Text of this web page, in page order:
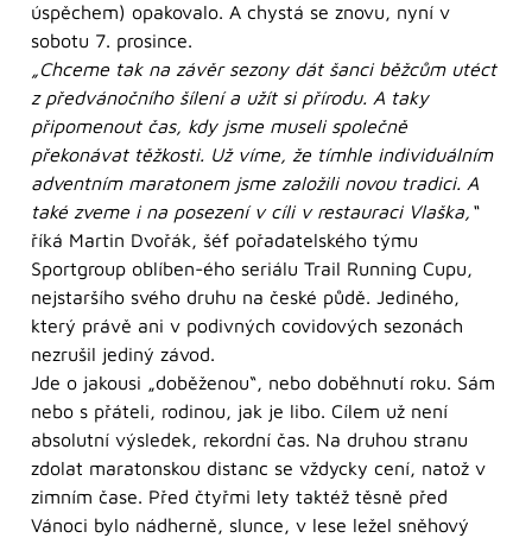
úspěchem) opakovalo. A chystá se znovu, nyní v
sobotu 7. prosince.
„Chceme tak na závěr sezony dát šanci běžcům utéct
z předvánočního šílení a užít si přírodu. A taky
připomenout čas, kdy jsme museli společně
překonávat těžkosti. Už víme, že tímhle individuálním
adventním maratonem jsme založili novou tradici. A
také zveme i na posezení v cíli v restauraci Vlaška,“
říká Martin Dvořák, šéf pořadatelského týmu
Sportgroup oblíben-ého seriálu Trail Running Cupu,
nejstaršího svého druhu na české půdě. Jediného,
který právě ani v podivných covidových sezonách
nezrušil jediný závod.
Jde o jakousi „doběženou“, nebo doběhnutí roku. Sám
nebo s přáteli, rodinou, jak je libo. Cílem už není
absolutní výsledek, rekordní čas. Na druhou stranu
zdolat maratonskou distanc se vždycky cení, natož v
zimním čase. Před čtyřmi lety taktéž těsně před
Vánoci bylo nádherně, slunce, v lese ležel sněhový